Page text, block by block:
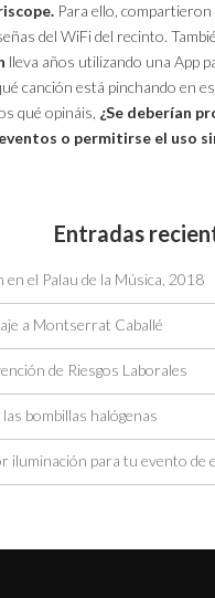
Para ello, compartieron
del WiFi del recinto.
lleva años utilizando una App
canción está pinchando en
qué opináis, ¿Se deberían
o permitirse el uso
Entradas
en el Palau de la Música, 2018
a Montserrat Caballé
de Riesgos Laborales
bombillas halógenas
iluminación para tu evento de